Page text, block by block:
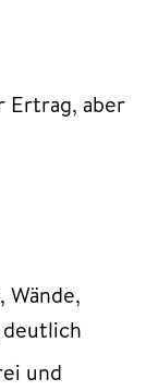
Ertrag, aber
Wände,
und